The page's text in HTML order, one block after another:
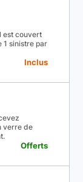
est couvert
1 sinistre par
Inclus
verre de
Offerts